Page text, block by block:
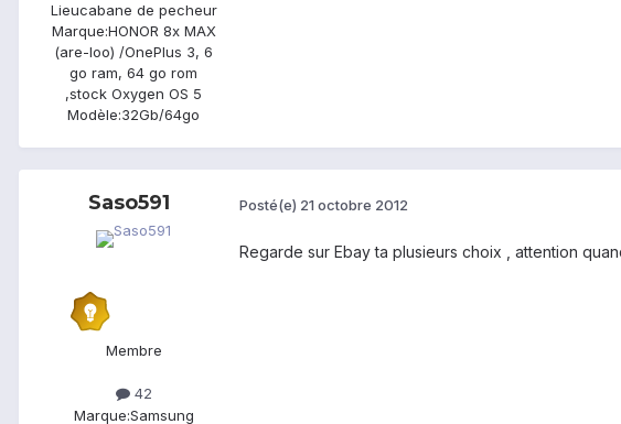
Lieucabane de pecheur
Marque:HONOR 8x MAX
(are-loo) /OnePlus 3, 6
go ram, 64 go rom
,stock Oxygen OS 5
Modèle:32Gb/64go
Saso591
Membre
42
Marque:Samsung
Posté(e) 21 octobre 2012
Regarde sur Ebay ta plusieurs choix , attention